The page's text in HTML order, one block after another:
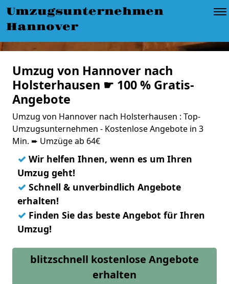
Umzugsunternehmen
Hannover
Umzug von Hannover nach
Holsterhausen ☛ 100 % Gratis-
Angebote
Umzug von Hannover nach Holsterhausen : Top-
Umzugsunternehmen - Kostenlose Angebote in 3
Min. ➨ Umzüge ab 64€
✓ Wir helfen Ihnen, wenn es um Ihren
Umzug geht!
✓ Schnell & unverbindlich Angebote
erhalten!
✓ Finden Sie das beste Angebot für Ihren
Umzug!
blitzschnell kostenlose Angebote
erhalten